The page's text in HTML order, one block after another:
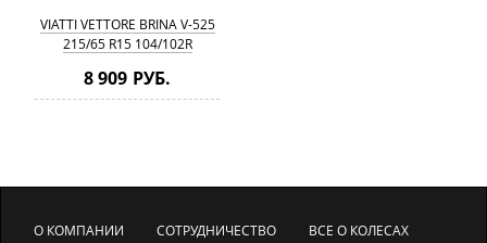
VIATTI VETTORE BRINA V-525
215/65 R15 104/102R
8 909 РУБ.
О КОМПАНИИ СОТРУДНИЧЕСТВО ВСЕ О КОЛЕСАХ